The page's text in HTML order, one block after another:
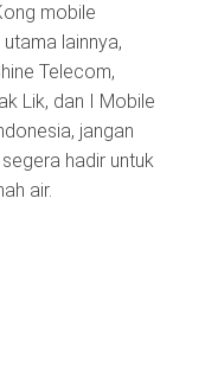
mobile
lainnya,
Telecom,
Lik, dan I Mobile
jangan
hadir untuk
air.